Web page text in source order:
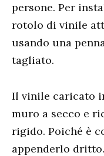
persone. Per
rotolo di vinile
usando una
tagliato.
Il vinile caricato
muro a secco e
rigido. Poiché è
appenderlo